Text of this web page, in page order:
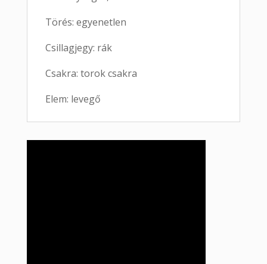
Törés: egyenetlen
Csillagjegy: rák
Csakra: torok csakra
Elem: levegő